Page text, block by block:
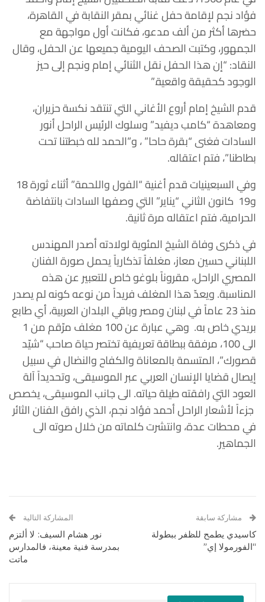
فؤاد نجم لإقامة حفل غنائي بمقر النقابة في القاهرة،
حضرها أكثر من ألف مدعو، فكانت أول مواجهة مع
الجمهور، وكتبت الصحف اليومية جميعها عن الحفل، وقال
النقاد: “إن هذا الحفل نقل الثنائي إمام ونجم إلى حيز
الوجود كحقيقة واقعية.”
قدم الشيخ إمام أروع الأغاني التي تنتقد نكسة حزيران،
ومعاهدة “كامب ديفيد” وسلوك الرئيس الراحل أنور
السادات فغنى “بقرة حاحا” ، و”الحمد لله خبطتنا تحت
بطاطنا”، فتم اعتقاله.
وفي السبعينيات قدم أغنية “الفول واللحمة” أثناء ثورة 18
و19 كانون الثاني “يناير” التي وصفها السادات بانتفاضة
الحرامية، فتم اعتقاله مرة ثانية.
في ذكرى وفاة الشيخ المئوية لولادته أصدر المهندس
اللبناني حسين معاز، مغلفاً تذكارياً يحمل صورة الفنان
المصري الراحل، مقروناً بلوغو خاص للتعبير عن هذه
المناسبة. ويعدّ هذا المغلف فريداً من نوعه كونه لم يصدر
منذ 23 عاماً في لبنان ومصر وباقي البلدان العربية، أي طابع
بريدي خاص به. وهي عبارة عن 100 مغلف مرّقم من 1
الى 100، مرفقة ببطاقة تعريفية تختصر حياة صاحب “شيّد
قصورك”، المتسمة بالمعاناة والكفاح والنضال في سبيل
إيصال قضايا الإنسان العربي عبر الموسيقى، وتحديداً آلة
العود التي رافقته طيلة حياته. الى جانب الموسيقى، يخصص
جزءاً لأشعار الراحل أحمد فؤاد نجم، الذي رافق الفنان الثائر
في محطات عدة، وانتشرت كلماته من خلال صوته الى
الجماهير.
مشاركة سابقة
كاسيدي يطمح للظفر ببطولة
“الفورمولا إي”
المشاركة التالية
نور هشام السيف: لا ألتزم
بمدرسة فنية معينة، فالمدارس
ماتت